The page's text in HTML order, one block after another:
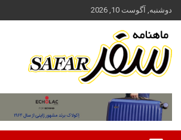
محتوا
بروید
دوشنبه, آگوست 10, 2026
سفر آنلاین